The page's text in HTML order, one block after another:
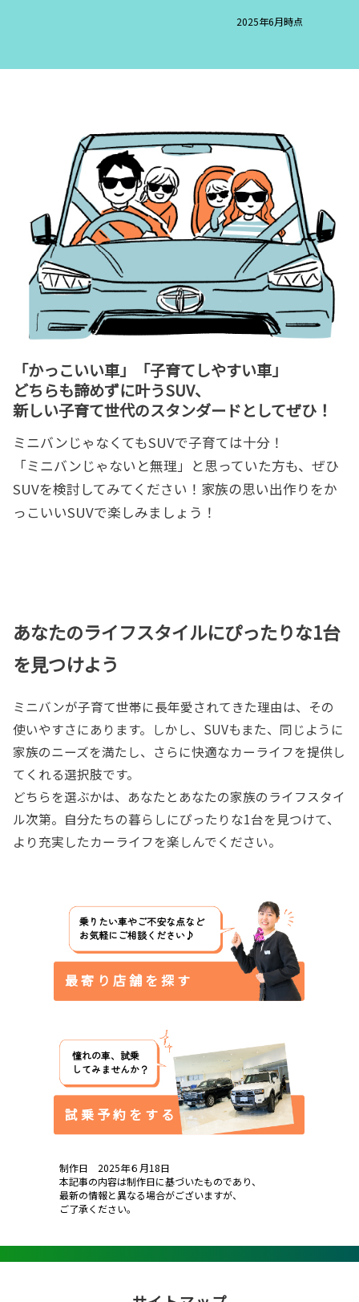
2025年6月時点
「かっこいい車」「子育てしやすい車」
どちらも諦めずに叶うSUV、
新しい子育て世代のスタンダードとしてぜひ！
ミニバンじゃなくてもSUVで子育ては十分！
「ミニバンじゃないと無理」と思っていた方も、ぜひ
SUVを検討してみてください！家族の思い出作りをか
っこいいSUVで楽しみましょう！
あなたのライフスタイルにぴったりな1台
を見つけよう
ミニバンが子育て世帯に長年愛されてきた理由は、その
使いやすさにあります。しかし、SUVもまた、同じように
家族のニーズを満たし、さらに快適なカーライフを提供し
てくれる選択肢です。
どちらを選ぶかは、あなたとあなたの家族のライフスタイ
ル次第。自分たちの暮らしにぴったりな1台を見つけて、
より充実したカーライフを楽しんでください。
乗りたい車やご不安な点など
お気軽にご相談ください♪
憧れの車、試乗
してみませんか？
最 寄 り 店 舗 を 探 す
試 乗 予 約 を す る
制作日　2025年６月18日
本記事の内容は制作日に基づいたものであり、
最新の情報と異なる場合がございますが、
ご了承ください。